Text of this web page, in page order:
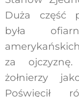
Duża część
była
za
żołnierzy
Poświęcił